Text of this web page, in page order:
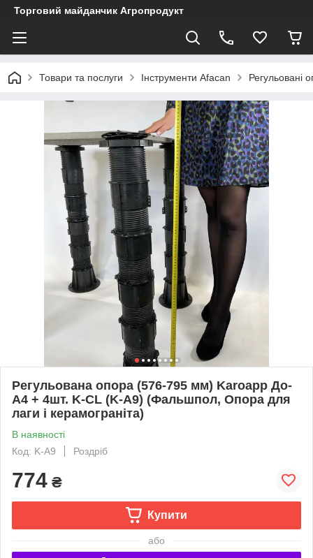
Торговий майданчик Агропродукт
Товари та послуги Інструменти Afacan Регульовані
Регульована опора (576-795 мм) Karoapp До-
А4 + 4шт. K-CL (K-A9) (Фальшпол, Опора для
лаги і керамограніта)
В наявності
Код: K-A9
Роздріб
774 ₴
Купити
або